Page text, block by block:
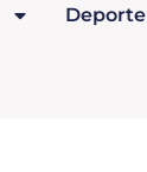
Deporte